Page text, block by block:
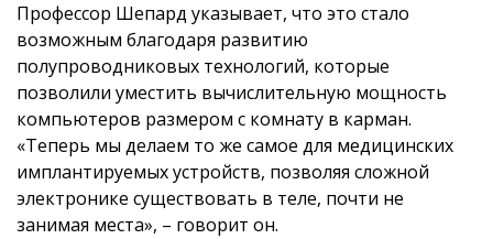
Профессор Шепард указывает, что это стало
возможным благодаря развитию
полупроводниковых технологий, которые
позволили уместить вычислительную мощность
компьютеров размером с комнату в карман.
«Теперь мы делаем то же самое для медицинских
имплантируемых устройств, позволяя сложной
электронике существовать в теле, почти не
занимая места», – говорит он.